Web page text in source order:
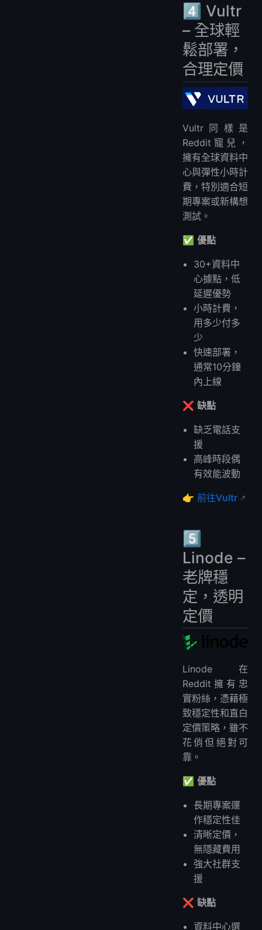
4️⃣ Vultr
– 全球輕
鬆部署，
合理定價
Vultr同樣是
Reddit寵兒，
擁有全球資料中
心與彈性小時計
費，特別適合短
期專案或新構想
測試。
✅ 優點
30+資料中
心據點，低
延遲優勢
小時計費，
用多少付多
少
快速部署，
通常10分鐘
內上線
❌ 缺點
缺乏電話支
援
高峰時段偶
有效能波動
👉 前往Vultr
5️⃣
Linode –
老牌穩
定，透明
定價
Linode在
Reddit擁有忠
實粉絲，憑藉極
致穩定性和直白
定價策略，雖不
花俏但絕對可
靠。
✅ 優點
長期專案運
作穩定性佳
清晰定價，
無隱藏費用
強大社群支
援
❌ 缺點
資料中心選